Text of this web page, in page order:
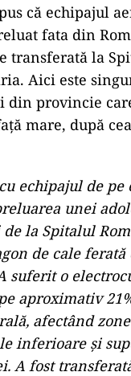
că echipajul
fata din
transferată la
Aici este
din provincie
mare, după
echipajul de pe
unei
la Spitalul
de cale
suferit o
aproximativ
afectând
inferioare şi
A fost